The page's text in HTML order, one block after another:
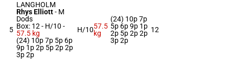
5
LANGHOLM
Rhys Elliott- M
Dods
Box: 12 - H/10 -
57.5 kg
(24) 10p 7p 5p 6p
9p 1p 2p 5p 2p 2p
3p 2p
H/1057.5
kg
(24) 10p 7p
5p 6p 9p 1p
2p 5p 2p 2p
3p 2p
12